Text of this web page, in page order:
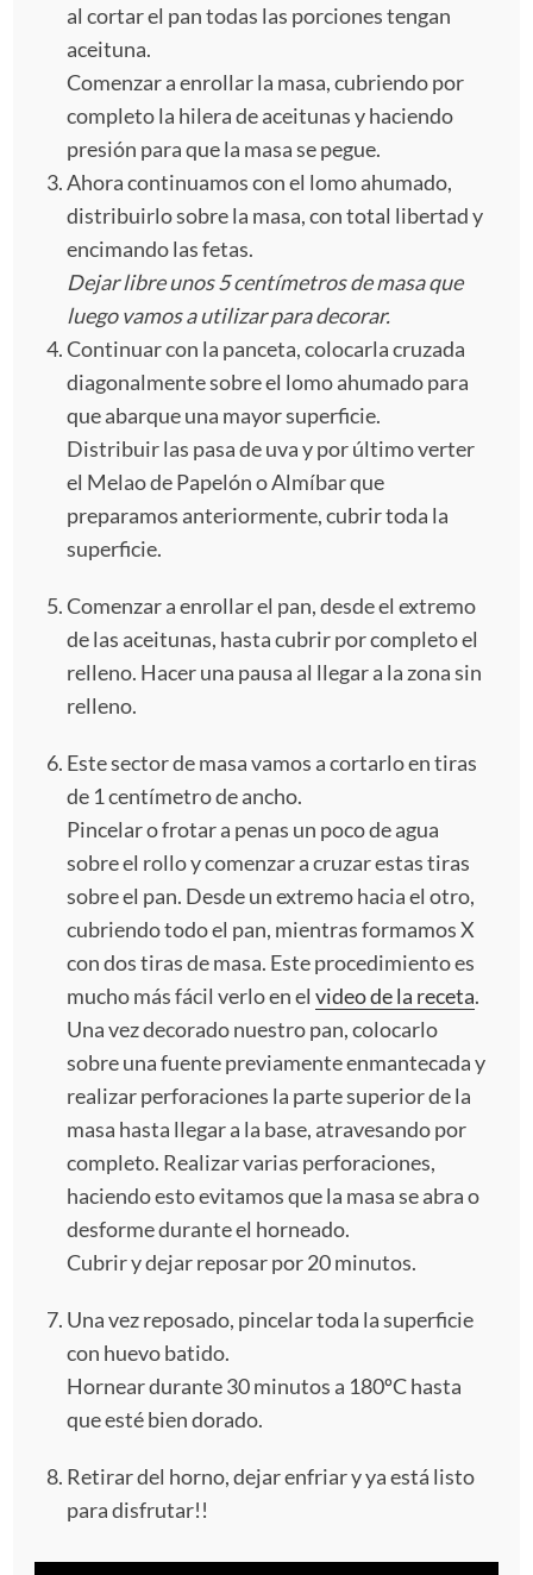
al cortar el pan todas las porciones tengan
aceituna.
Comenzar a enrollar la masa, cubriendo por
completo la hilera de aceitunas y haciendo
presión para que la masa se pegue.
Ahora continuamos con el lomo ahumado,
distribuirlo sobre la masa, con total libertad y
encimando las fetas.
Dejar libre unos 5 centímetros de masa que
luego vamos a utilizar para decorar.
Continuar con la panceta, colocarla cruzada
diagonalmente sobre el lomo ahumado para
que abarque una mayor superficie.
Distribuir las pasa de uva y por último verter
el Melao de Papelón o Almíbar que
preparamos anteriormente, cubrir toda la
superficie.
Comenzar a enrollar el pan, desde el extremo
de las aceitunas, hasta cubrir por completo el
relleno. Hacer una pausa al llegar a la zona sin
relleno.
Este sector de masa vamos a cortarlo en tiras
de 1 centímetro de ancho.
Pincelar o frotar a penas un poco de agua
sobre el rollo y comenzar a cruzar estas tiras
sobre el pan. Desde un extremo hacia el otro,
cubriendo todo el pan, mientras formamos X
con dos tiras de masa. Este procedimiento es
mucho más fácil verlo en el video de la receta.
Una vez decorado nuestro pan, colocarlo
sobre una fuente previamente enmantecada y
realizar perforaciones la parte superior de la
masa hasta llegar a la base, atravesando por
completo. Realizar varias perforaciones,
haciendo esto evitamos que la masa se abra o
desforme durante el horneado.
Cubrir y dejar reposar por 20 minutos.
Una vez reposado, pincelar toda la superficie
con huevo batido.
Hornear durante 30 minutos a 180ºC hasta
que esté bien dorado.
Retirar del horno, dejar enfriar y ya está listo
para disfrutar!!